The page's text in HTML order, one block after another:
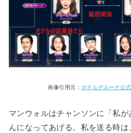
画像引用元： ホテルデルーナ公
マンウォルはチャンソンに「私
んになってあげる。私を送る時